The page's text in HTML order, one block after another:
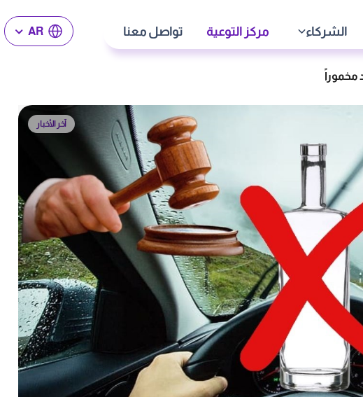
الشركاء مركز التوعية تواصل معنا AR
مخموراً
آخر الأخبار